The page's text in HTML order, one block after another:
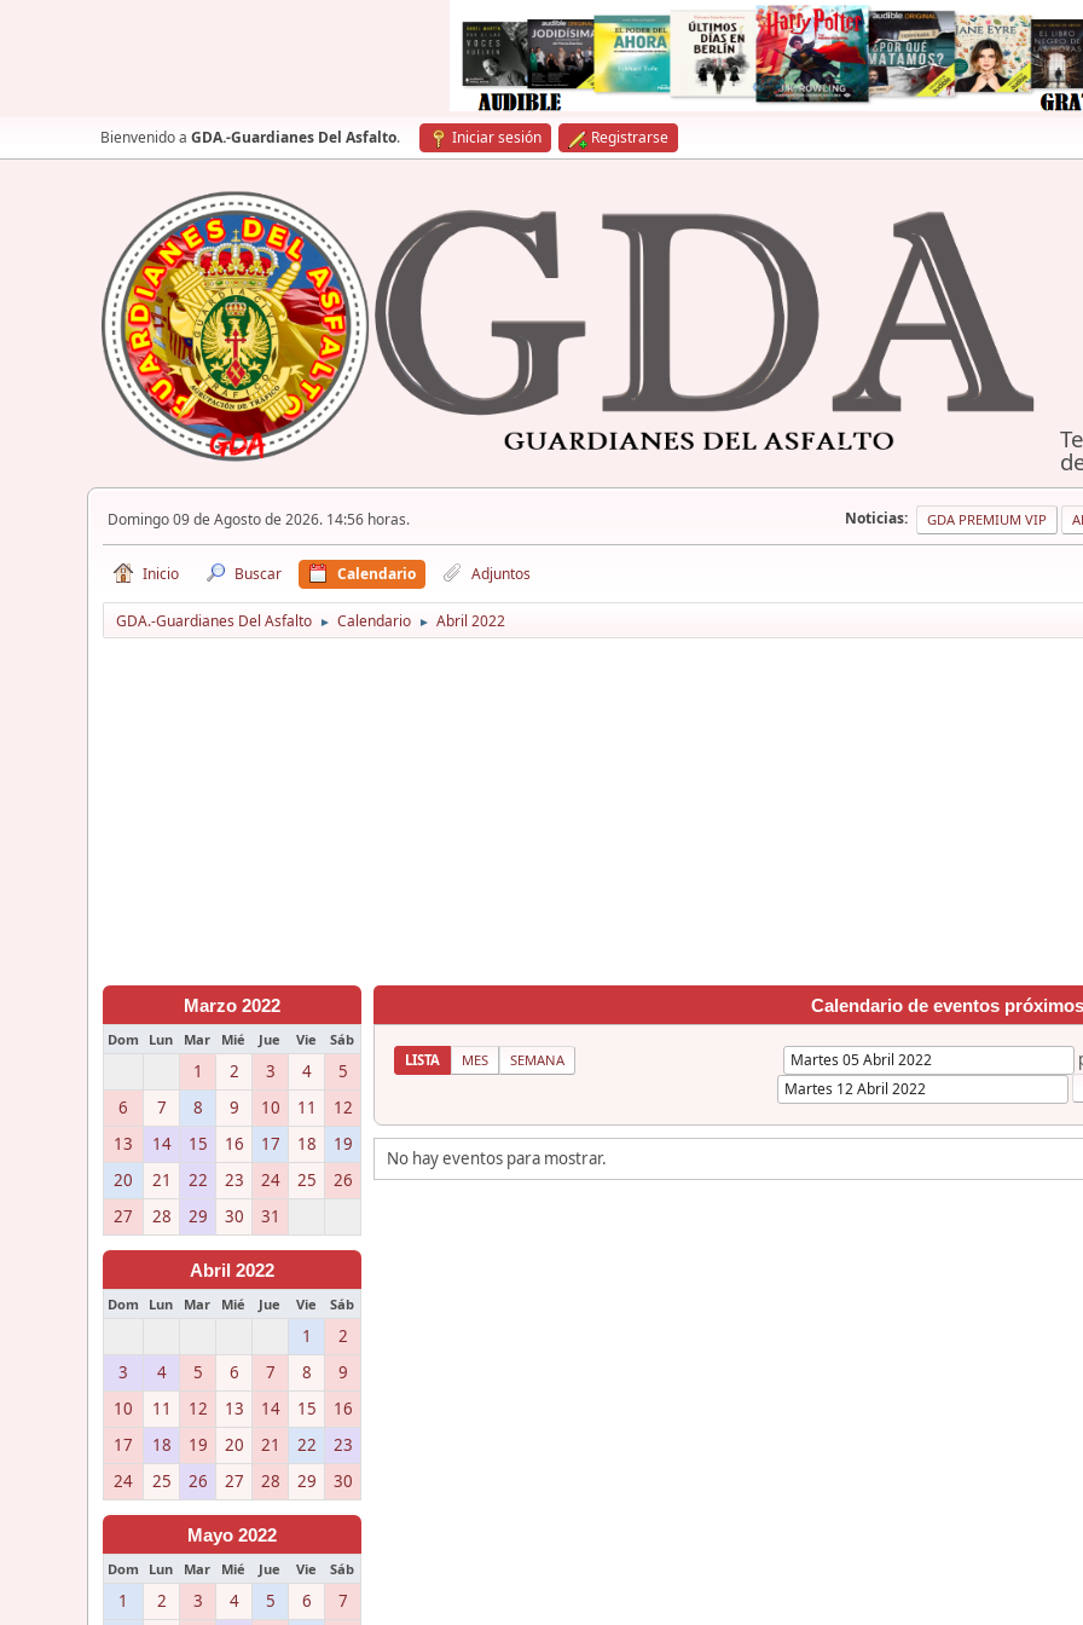
Bienvenido a GDA.-Guardianes Del Asfalto. Iniciar sesión Registrarse
Domingo 09 de Agosto de 2026. 14:56 horas. Noticias: GDA PREMIUM VIP
Inicio Buscar Calendario Adjuntos
GDA.-Guardianes Del Asfalto ► Calendario ► Abril 2022
Marzo 2022
Dom Lun Mar Mié Jue Vie Sáb
1 2 3 4
5
6
7 8 9 10 11
12
13
14 15 16 17 18
19
20
21 22 23 24 25
26
27
28 29 30 31
Abril 2022
Dom Lun Mar Mié Jue Vie Sáb
1
2
3
4 5 6 7 8
9
10
11 12 13 14 15
16
17
18 19 20 21 22
23
24
25 26 27 28 29 30
Mayo 2022
Dom Lun Mar Mié Jue Vie Sáb
1 2 3 4 5 6 7
Calendario de eventos próximos
LISTA MES SEMANA
No hay eventos para mostrar.